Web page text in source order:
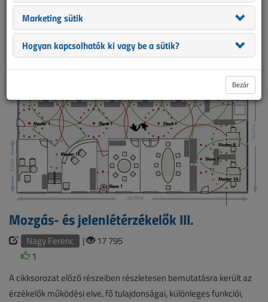
létesítésének nehézségeit. A második rész egy olyan új módszert
körvonalaz, amely segíthet a feltárt problémák megoldásában,
különösen abban az esetben, amikor a védelem létesítésének a
célja a gazdasági veszteségek csökkentése.
Mozgás- és jelenlétérzékelők III.
Nagy Ferenc |
17 795
1
A cikksorozat előző részeiben részletesen bemutatásra került az
érzékelők működési elve, fő tulajdonságai, különleges funkciói,
Marketing sütik
Hogyan kapcsolhatók ki vagy be a sütik?
Bezár